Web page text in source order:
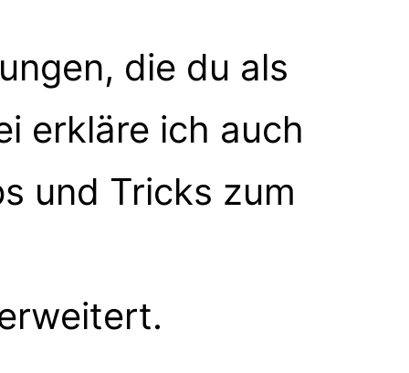
die du als
erkläre ich auch
und Tricks zum